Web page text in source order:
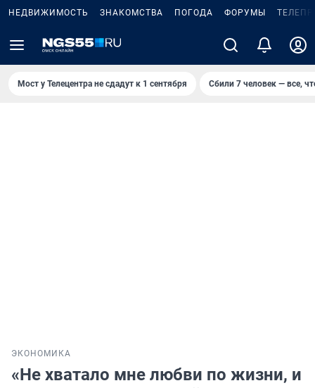
НЕДВИЖИМОСТЬ ЗНАКОМСТВА ПОГОДА ФОРУМЫ
Мост у Телецентра не сдадут к 1 сентября Сбили 7 человек — все,
ЭКОНОМИКА
«Не хватало мне любви по жизни, и